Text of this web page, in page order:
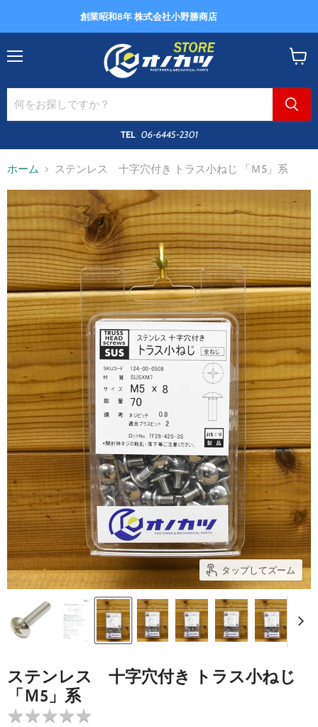
創業昭和8年 株式会社小野勝商店
ュ
ー
TEL 06-6445-2301
ト
を
見
ホーム ステンレス 十字穴付き トラス小ねじ 「Ｍ5」系
タップしてズーム
ステンレス 十字穴付き トラス小ねじ
「Ｍ5」系
★★★★★
★★★★★